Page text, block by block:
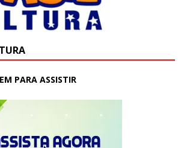
PARA ASSISTIR